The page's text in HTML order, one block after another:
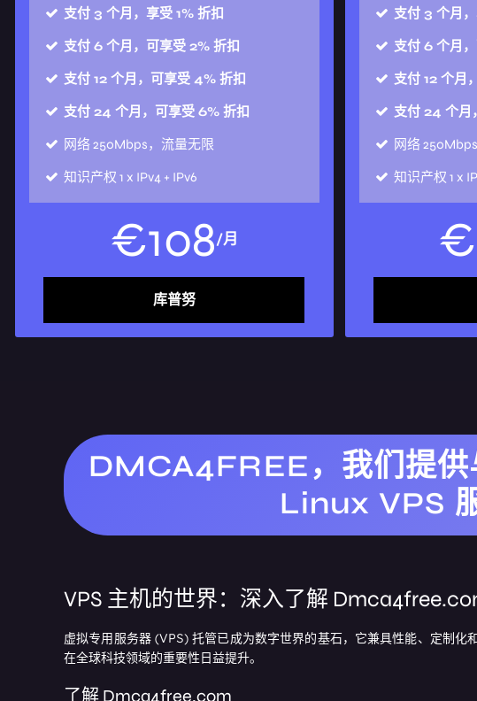
支付 3 个月，享受 1% 折扣
支付 6 个月，可享受 2% 折扣
支付 12 个月，可享受 4% 折扣
支付 24 个月，可享受 6% 折扣
网络250Mbps，流量无限
知识产权 1 x IPv4 + IPv6
€108/月
库普努
支付 3 个月
支付 6 个月
支付 12 个月
支付 24 个月
网络
知识产权 1 x
€
DMCA4FREE，我们提供
Linux VPS
VPS 主机的世界：深入了解
虚拟专用服务器 (VPS) 托管已成为数字世界的基石，它兼具性能、定制
在全球科技领域的重要性日益提升。
了解 Dmca4free.com